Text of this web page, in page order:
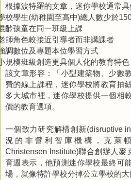
根據波特羅的文章，迷你學校通常具
校學生(幼稚園至高中)總人數少於
齡孩童在同一班級上課
師角色較接近引導者而非講課者
調數位及專題本位學習方式
規模班級創造更具個人化的教育特色
該文章形容：「小型建築物、少數
費的線上課程，迷你學校將教育抽
多大城市裡，迷你學校提供一個相
價的教育選項。
一個致力研究解構創新(disruptive
況的非營利智庫機構，克萊
Christensen Institute)聯合創辦人麥
育週表示，他預測迷你學校最終可
場，就像特許學校分掉公立學校的大